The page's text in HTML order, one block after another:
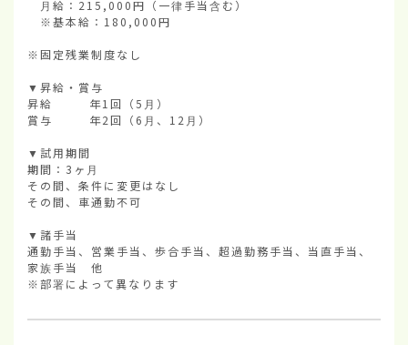
月給：215,000円（一律手当含む）
※基本給：180,000円
※固定残業制度なし
▼昇給・賞与
昇給        年1回（5月）
賞与        年2回（6月、12月）
▼試用期間
期間：3ヶ月
その間、条件に変更はなし
その間、車通勤不可
▼諸手当
通勤手当、営業手当、歩合手当、超過勤務手当、当直手当、
家族手当　他
※部署によって異なります